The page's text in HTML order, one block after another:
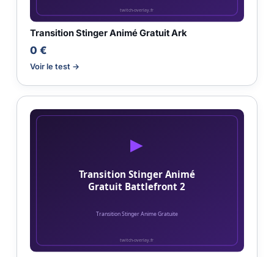
Transition Stinger Animé Gratuit Ark
0 €
Voir le test →